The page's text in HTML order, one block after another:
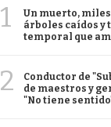
1
Un muerto,
árboles caídos y
temporal que
2
Conductor de
de maestros y
"No tiene